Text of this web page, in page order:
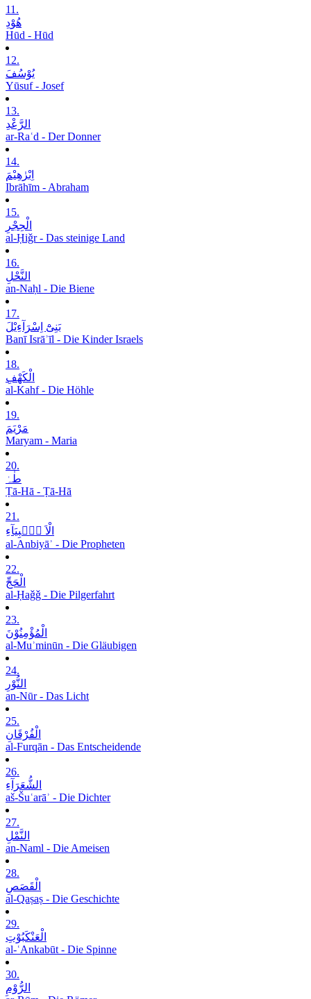
11.
ھُوْدِ
Hūd - Hūd
12.
یُوْسُفَ
Yūsuf - Josef
13.
الرَّعْدِ
ar-Raʿd - Der Donner
14.
اِبْرٰھِیْمَ
Ibrāhīm - Abraham
15.
الْحِجْرِ
al-Ḥiǧr - Das steinige Land
16.
النَّحْلِ
an-Naḥl - Die Biene
17.
بَنِیْٓ اِسْرَآءِیْلَ
Banī Isrāʾīl - Die Kinder Israels
18.
الْکَھْفِ
al-Kahf - Die Höhle
19.
مَرْیَمَ
Maryam - Maria
20.
طٰہٰ
Ṭā-Hā - Ṭā-Hā
21.
الْاَ نۡۢبِیَآءِ
al-Anbiyāʾ - Die Propheten
22.
الْحَجِّ
al-Ḥaǧǧ - Die Pilgerfahrt
23.
الْمُؤْمِنُوْنَ
al-Muʾminūn - Die Gläubigen
24.
النُّوْرِ
an-Nūr - Das Licht
25.
الْفُرْقَانِ
al-Furqān - Das Entscheidende
26.
الشُّعَرَآءِ
aš-Šuʿarāʾ - Die Dichter
27.
النَّمْلِ
an-Naml - Die Ameisen
28.
الْقَصَصِ
al-Qaṣaṣ - Die Geschichte
29.
الْعَنْکَبُوْتِ
al-ʿAnkabūt - Die Spinne
30.
الرُّوْمِ